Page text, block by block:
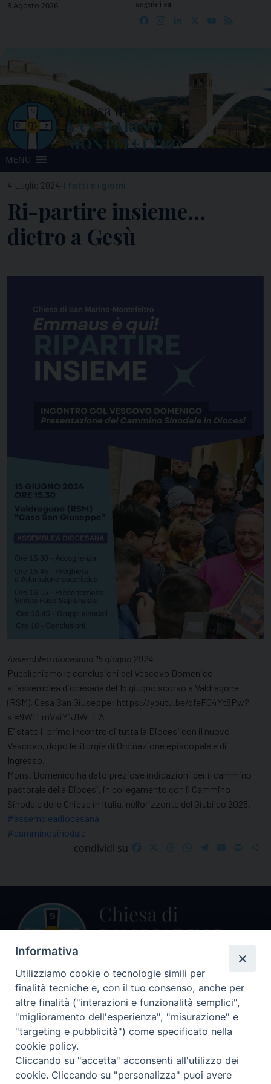
Skip8 Agosto 2026 seguici su
Facebook
Instagram
LinkedIn YouTube
MENU
4 Luglio 2024-I fatti e i giorni
Ri-partire insieme…
dietro a Gesù
Assemblea diocesana 15 giugno 2024
Pubblichiamo le conclusioni del Vescovo Domenico
all’assemblea diocesana del 15 giugno scorso a Valdragone
(RSM), Casa San Giuseppe: https://youtu.be/dfeF04Yt8Pw?
si=9WfFmVsiY1J1W_LA
E’ stato il primo incontro di tutta la Diocesi con il nuovo
Vescovo, dopo le liturgie di Ordinazione episcopale e di
Ingresso.
Mons. Domenico ha dato preziose indicazioni per il cammino
pastorale della Diocesi, in collegamento con il Cammino
Sinodale delle Chiese in Italia, nell’orizzonte del Giubileo 2025.
#assembleadiocesana
#camminosinodale
condividi su FacebookThreadsWhatsApp
Telegram
EmailPrint
Centralino Curia Vescovile
0541 913711
Indirizzo
47864 PENNABILLI (RN)
Informativa
Utilizziamo cookie o tecnologie simili per
finalità tecniche e, con il tuo consenso, anche per
altre finalità ("interazioni e funzionalità semplici",
"miglioramento dell'esperienza", "misurazione" e
"targeting e pubblicità") come specificato nella
cookie policy.
Cliccando su "accetta" acconsenti all'utilizzo dei
cookie. Cliccando su "personalizza" puoi avere